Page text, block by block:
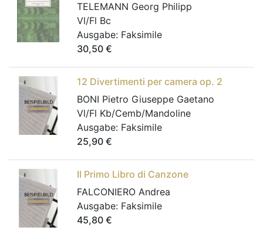
TELEMANN Georg Philipp
Vl/Fl Bc
Ausgabe: Faksimile
30,50 €
12 Divertimenti per camera op. 2
BONI Pietro Giuseppe Gaetano
Vl/Fl Kb/Cemb/Mandoline
Ausgabe: Faksimile
25,90 €
Il Primo Libro di Canzone
FALCONIERO Andrea
Ausgabe: Faksimile
45,80 €